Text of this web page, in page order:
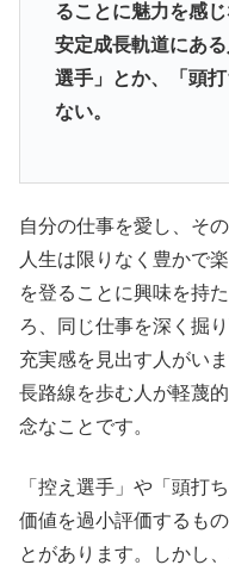
ることに魅力を感
安定成長軌道にあ
選手」とか、「頭
ない。
自分の仕事を愛し、そ
人生は限りなく豊かで
を登ることに興味を持
ろ、同じ仕事を深く掘
充実感を見出す人がい
長路線を歩む人が軽蔑
念なことです。
「控え選手」や「頭打
価値を過小評価するも
とがあります。しかし